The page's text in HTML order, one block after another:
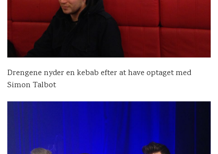
Drengene nyder en kebab efter at have optaget med
Simon Talbot